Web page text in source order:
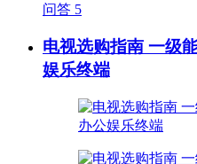
问答 5
电视选购指南 一级
娱乐终端